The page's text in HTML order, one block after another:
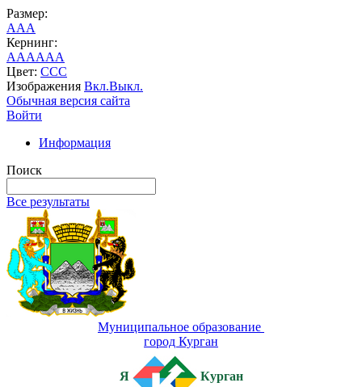
Размер:
AAA
Кернинг:
AAAAAA
Цвет: CCC
Изображения Вкл.Выкл.
Обычная версия сайта
Войти
Информация
Поиск
Все результаты
Муниципальное образование
город Курган
Я Курган